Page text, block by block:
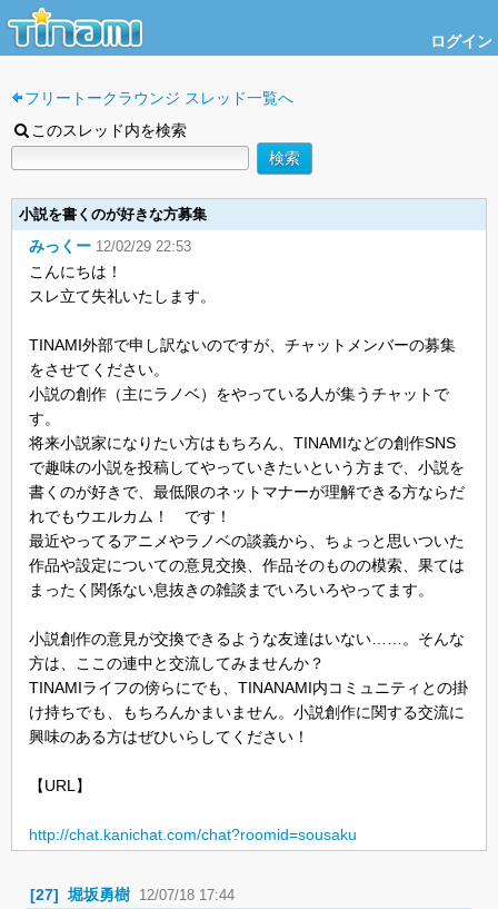
ログイン
フリートークラウンジ スレッド一覧へ
このスレッド内を検索
小説を書くのが好きな方募集
みっくー 12/02/29 22:53
こんにちは！
スレ立て失礼いたします。
TINAMI外部で申し訳ないのですが、チャットメンバーの募集
をさせてください。
小説の創作（主にラノベ）をやっている人が集うチャットで
す。
将来小説家になりたい方はもちろん、TINAMIなどの創作SNS
で趣味の小説を投稿してやっていきたいという方まで、小説を
書くのが好きで、最低限のネットマナーが理解できる方ならだ
れでもウエルカム！ です！
最近やってるアニメやラノベの談義から、ちょっと思いついた
作品や設定についての意見交換、作品そのものの模索、果ては
まったく関係ない息抜きの雑談までいろいろやってます。
小説創作の意見が交換できるような友達はいない……。そんな
方は、ここの連中と交流してみませんか？
TINAMIライフの傍らにでも、TINANAMI内コミュニティとの掛
け持ちでも、もちろんかまいません。小説創作に関する交流に
興味のある方はぜひいらしてください！
【URL】
http://chat.kanichat.com/chat?roomid=sousaku
[27] 堀坂勇樹 12/07/18 17:44